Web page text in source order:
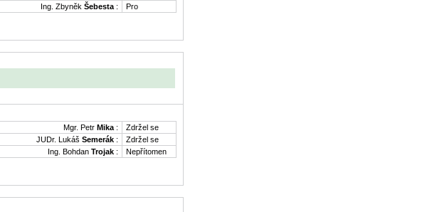
Ing. Zbyněk Šebesta :
Pro
Mgr. Petr Mika :
Zdržel se
JUDr. Lukáš Semerák :
Zdržel se
Ing. Bohdan Trojak :
Nepřítomen